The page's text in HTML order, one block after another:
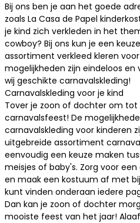
Bij ons ben je aan het goede
zoals La Casa de Papel
je kind zich verkleden in het
cowboy? Bij ons kun je een
assortiment verkleed kleren
mogelijkheden zijn eindeloos
wij geschikte carnavalskleding!
Carnavalskleding voor je kind
Tover je zoon of dochter om
carnavalsfeest! De
carnavalskleding voor kinderen
uitgebreide assortiment
eenvoudig een keuze maken
meisjes of baby's. Zorg voor
en maak een kostuum af met
kunt vinden onderaan iedere
Dan kan je zoon of dochter
mooiste feest van het jaar!